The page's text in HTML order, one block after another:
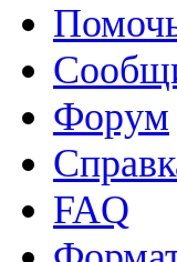
Форум
FAQ